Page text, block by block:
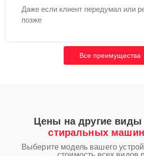
Даже если клиент передумал или
позже
Все преимущества
Цены на другие виды
стиральных
Выберите модель вашего